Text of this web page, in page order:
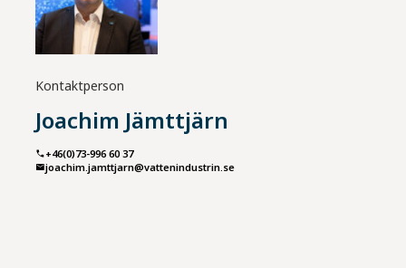
Kontaktperson
Joachim Jämttjärn
+46(0)73-996 60 37
joachim.jamttjarn@vattenindustrin.se